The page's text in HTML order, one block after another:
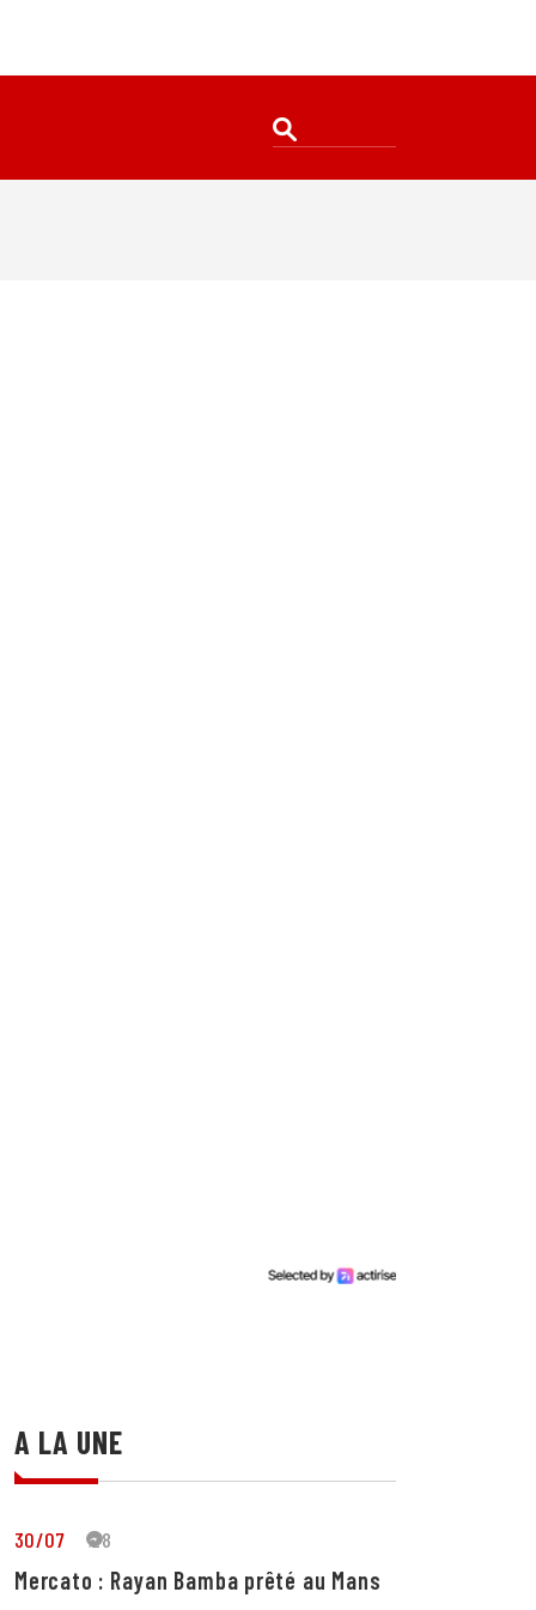
A LA UNE
30/07 28
Mercato : Rayan Bamba prêté au Mans